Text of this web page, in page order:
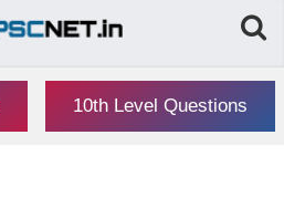
10th Level Questions